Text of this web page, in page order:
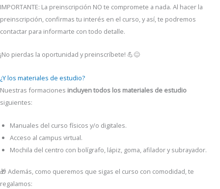
IMPORTANTE: La preinscripción NO te compromete a nada. Al hacer la
preinscripción, confirmas tu interés en el curso, y así, te podremos
contactar para informarte con todo detalle.
¡No pierdas la oportunidad y preinscríbete! 💪😊
¿Y los materiales de estudio?
Nuestras formaciones incluyen todos los materiales de estudio
siguientes:
Manuales del curso físicos y/o digitales.
Acceso al campus virtual.
Mochila del centro con bolígrafo, lápiz, goma, afilador y subrayador.
🎁 Además, como queremos que sigas el curso con comodidad, te
regalamos: